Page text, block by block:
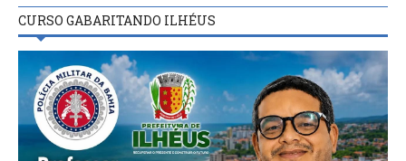
CURSO GABARITANDO ILHÉUS